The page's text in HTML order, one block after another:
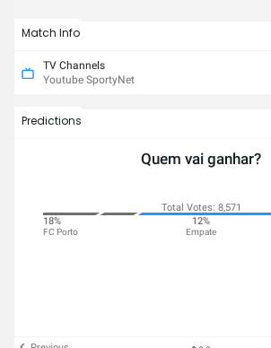
Match Info
TV Channels
Youtube SportyNet
Predictions
Quem vai ganhar?
Total Votes: 8,571
18%
FC Porto
12%
Empate